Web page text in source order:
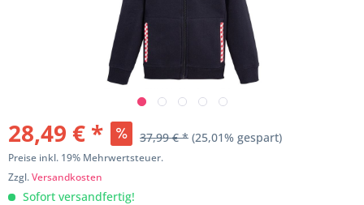
28,49 € * 37,99 € * (25,01% gespart)
Preise inkl. 19% Mehrwertsteuer.
Zzgl.Versandkosten
Sofort versandfertig!